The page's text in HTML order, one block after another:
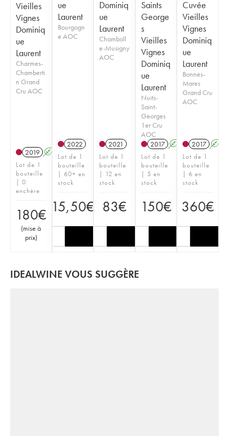
Vieilles
Vignes
Dominiq
ue
Laurent
Charmes-
Chamberti
n Grand
Cru AOC
2019 A
Lot de 1
bouteille
| 0
enchère
180€
(mise à
prix)
ue
Laurent
Bourgogn
e AOC
2022
Lot de 1
bouteille
| 60+ en
stock
15,50€
Dominiq
ue
Laurent
Chamboll
e-Musigny
AOC
2021
Lot de 1
bouteille
| 12 en
stock
83€
Saints
George
s
Vieilles
Vignes
Dominiq
ue
Laurent
Nuits-
Saint-
Georges
1er Cru
AOC
2017 A
Lot de 1
bouteille
| 5 en
stock
150€
Cuvée
Vieilles
Vignes
Dominiq
ue
Laurent
Bonnes-
Mares
Grand Cru
AOC
2017 A
Lot de 1
bouteille
| 6 en
stock
360€
IDEALWINE VOUS SUGGÈRE